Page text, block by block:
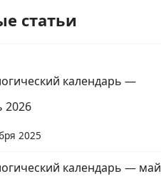
статьи
календарь —
2026
2025
календарь — май